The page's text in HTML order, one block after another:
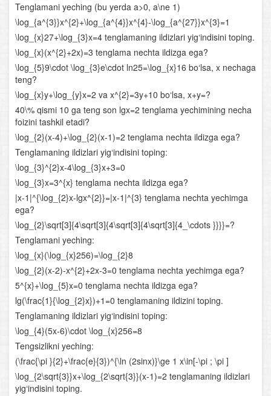
Chiziqli tenglamalar sistemasi
Chiziqli va ikkinchi darajali tenglamalar sistemasi
Ikkinchi va undan yuqori darajali tenglamalar sistemasi
Parametrli tenglamalar sistemasi
Tengsizliklar
Chiziqli tengsizliklar
Chiziqli tengsizliklar sistemasi
Oraliqlar usuli
Parametrli tengsizliklar
Irratsional tenglamalar va tengsizliklar
Arifmetik progressiya
Sonlarga oid masalalar
Harakatga oid masalalar
Aralashmaga oid masalalar
Funksiyalarning xossalari
Tenglamani yeching (bu yerda a>0, a\ne 1)
\log_{a^{3}}x^{2}+\log_{a^{4}}x^{4}-\log_{a^{27}}x^{3}=1
\log_{x}27+\log_{3}x=4 tenglamaning ildizlari yig‘indisini toping.
\log_{x}(x^{2}+2x)=3 tenglama nechta ildizga ega?
\log_{5}9\cdot \log_{3}e\cdot ln25=\log_{x}16 bo‘lsa, x nechaga
teng?
\log_{x}y+\log_{y}x=2 va x^{2}=3y+10 bo‘lsa, x+y=?
40\% qismi 10 ga teng son lgx=2 tenglama yechimining necha
foizini tashkil etadi?
\log_{2}(x-4)+\log_{2}(x-1)=2 tenglama nechta ildizga ega?
Tenglamaning ildizlari yig‘indisini toping:
\log_{3}^{2}x-4\log_{3}x+3=0
\log_{3}x=3^{x} tenglama nechta ildizga ega?
|x-1|^{\log_{2}x-lgx^{2}}=|x-1|^{3} tenglama nechta yechimga
ega?
\log_{2}\sqrt[3]{4\sqrt[3]{4\sqrt[3]{4\sqrt[3]{4_\cdots }}}}=?
Tenglamani yeching:
\log_{x}(\log_{x}256)=\log_{2}8
\log_{2}(x-2)-x^{2}+2x-3=0 tenglama nechta yechimga ega?
5^{x}+\log_{5}x=0 tenglama nechta ildizga ega?
lg(\frac{1}{\log_{2}x})+1=0 tenglamaning ildizini toping.
Tenglamaning ildizlari yig‘indisini toping:
\log_{4}(5x-6)\cdot \log_{x}256=8
Tengsizlikni yeching:
(\frac{\pi }{2}+\frac{e}{3})^{\ln (2sinx)}\ge 1 x\in[-\pi ; \pi ]
\log_{2\sqrt{3}}x+\log_{2\sqrt{3}}(x-1)=2 tenglamaning ildizlari
yig‘indisini toping.